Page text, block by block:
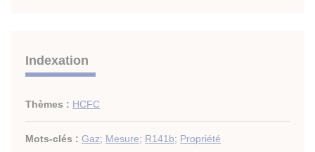
Indexation
Thèmes : HCFC
Mots-clés : Gaz; Mesure; R141b; Propriété